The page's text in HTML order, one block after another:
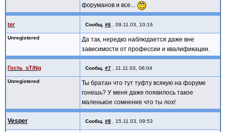
форуманов и все...
ter Сообщ. #6 09.11.03, 10:16
Unregistered
Да так, нередко наблюдается даже вне
зависимости от профессии и квалификации.
Гость_sTiNg Сообщ. #7 11.11.03, 06:04
Unregistered
Ты братан что тут туфту всякую на форуме
гонешь? У меня даже появилось такое
маленькое сомнение что ты лох!
Vesper Сообщ. #8 15.11.03, 09:53